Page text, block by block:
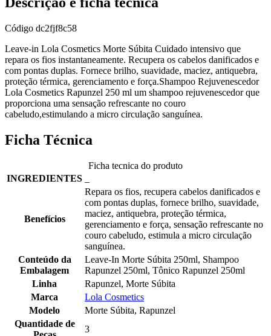
Código dc2fjf8c58
Leave-in Lola Cosmetics Morte Súbita Cuidado intensivo que
repara os fios instantaneamente. Recupera os cabelos danificados e
com pontas duplas. Fornece brilho, suavidade, maciez, antiquebra,
proteção térmica, gerenciamento e força.Shampoo Rejuvenescedor
Lola Cosmetics Rapunzel 250 ml um shampoo rejuvenescedor que
proporciona uma sensação refrescante no couro
cabeludo,estimulando a micro circulação sanguínea.
Ficha Técnica
Ficha tecnica do produto
INGREDIENTES
Benefícios
Repara os fios, recupera cabelos danificados e
com pontas duplas, fornece brilho, suavidade,
maciez, antiquebra, proteção térmica,
gerenciamento e força, sensação refrescante no
couro cabeludo, estimula a micro circulação
sanguínea.
Conteúdo da
Embalagem
Leave-In Morte Súbita 250ml, Shampoo
Rapunzel 250ml, Tônico Rapunzel 250ml
Linha
Rapunzel, Morte Súbita
Marca
Lola Cosmetics
Modelo
Morte Súbita, Rapunzel
Quantidade de
3